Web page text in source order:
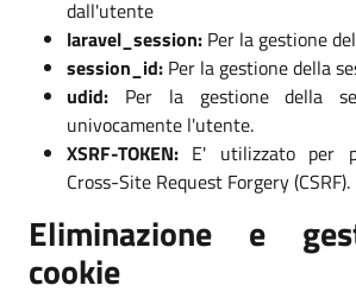
dall'utente
laravel_session: Per la gestione
session_id: Per la gestione della
udid: Per la gestione della
univocamente l'utente.
XSRF-TOKEN: E' utilizzato per
Cross-Site Request Forgery (CSRF).
Eliminazione e
cookie